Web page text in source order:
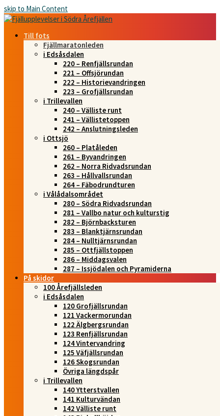
skip to Main Content
Till fots
Fjällmaratonleden
i Edsåsdalen
220 – Renfjällsrundan
221 – Offsjörundan
222 – Historievandringen
223 – Grofjällsrundan
i Trillevallen
240 – Välliste runt
241 – Vällistetoppen
242 – Anslutningsleden
i Ottsjö
260 – Platåleden
261 – Byvandringen
262 – Norra Ridvadsrundan
263 – Hållvallsrundan
264 – Fäbodrundturen
i Vålådalsområdet
280 – Södra Ridvadsrundan
281 – Vallbo natur och kulturstig
282 – Björnbacksturen
283 – Blanktjärnsrundan
284 – Nulltjärnsrundan
285 – Ottfjällstoppen
286 – Middagsvalen
287 – Issjödalen och Pyramiderna
På skidor
100 Årefjällsleden
i Edsåsdalen
120 Grofjällsrundan
121 Vackermorundan
122 Älgbergsrundan
123 Renfjällsrundan
124 Vintervandring
125 Väfjällsrundan
126 Skogsrundan
Övriga längdspår
i Trillevallen
140 Ytterstvallen
141 Kulturvändan
142 Välliste runt